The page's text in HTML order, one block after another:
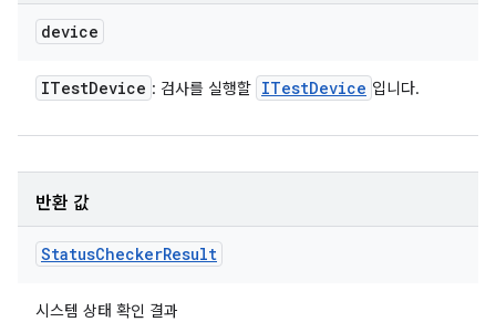
device
ITestDevice : 검사를 실행할 ITestDevice 입니다.
반환 값
StatusCheckerResult
시스템 상태 확인 결과